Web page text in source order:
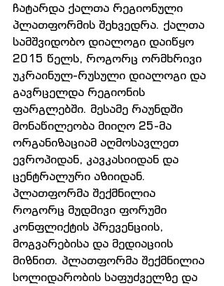
ჩატარდა ქალთა რეგიონული
პლათფორმის შეხვედრა. ქალთა
სამშვიდობო დიალოგი დაიწყო
2015 წელს, როგორც ორმხრივი
უკრაინულ-რუსული დიალოგი და
გავრცელდა რეგიონის
ფარგლებში. მესამე რაუნდში
მონაწილეობა მიიღო 25-მა
ორგანიზაციამ აღმოსავლეთ
ევროპიდან, კავკასიიდან და
ცენტრალური აზიიდან.
პლათფორმა შექმნილია
როგორც მუდმივი ფორუმი
კონფლიქტის პრევენციის,
მოგვარებისა და მედიაციის
მიზნით. პლათფორმა შექმნილია
სოლიდარობის საფუძველზე და